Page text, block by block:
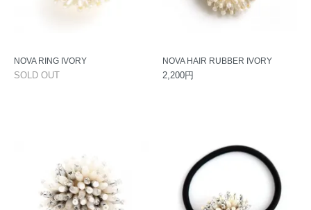
NOVA RING IVORY
SOLD OUT
NOVA HAIR RUBBER IVORY
2,200円